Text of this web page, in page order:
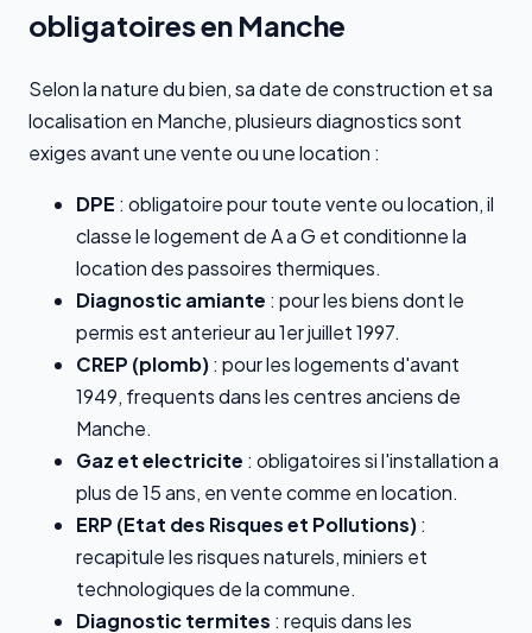
obligatoires en Manche
Selon la nature du bien, sa date de construction et sa
localisation en Manche, plusieurs diagnostics sont
exiges avant une vente ou une location :
DPE : obligatoire pour toute vente ou location, il
classe le logement de A a G et conditionne la
location des passoires thermiques.
Diagnostic amiante : pour les biens dont le
permis est anterieur au 1er juillet 1997.
CREP (plomb): pour les logements d'avant
1949, frequents dans les centres anciens de
Manche.
Gaz et electricite : obligatoires si l'installation a
plus de 15 ans, en vente comme en location.
ERP (Etat des Risques et Pollutions):
recapitule les risques naturels, miniers et
technologiques de la commune.
Diagnostic termites : requis dans les